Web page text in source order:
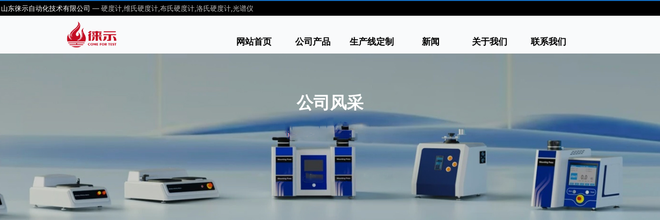
山东徕示自动化技术有限公司 — 硬度计,维氏硬度计,布氏硬度计,洛氏硬度计,光谱仪
网站首页 公司产品 生产线定制 新闻 关于我们 联系我们
公司风采